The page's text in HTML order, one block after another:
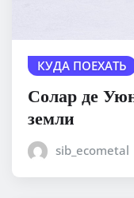
КУДА ПОЕХАТЬ
Солар де
земли
sib_ecometal